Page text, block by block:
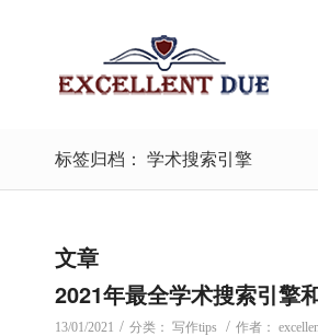
标签归档： 学术搜索引擎
文章
2021年最全学术搜索引擎
13/01/2021 / 分类： 写作tips / 作者：